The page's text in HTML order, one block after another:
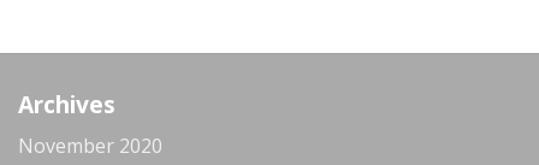
Archives
November 2020